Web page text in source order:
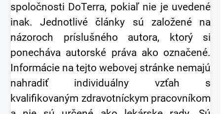
spoločnosti DoTerra, pokiaľ nie je uvedené
inak. Jednotlivé články sú založené na
názoroch príslušného autora, ktorý si
ponecháva autorské práva ako označené.
Informácie na tejto webovej stránke nemajú
nahradiť individuálny vzťah s
kvalifikovaným zdravotníckym pracovníkom